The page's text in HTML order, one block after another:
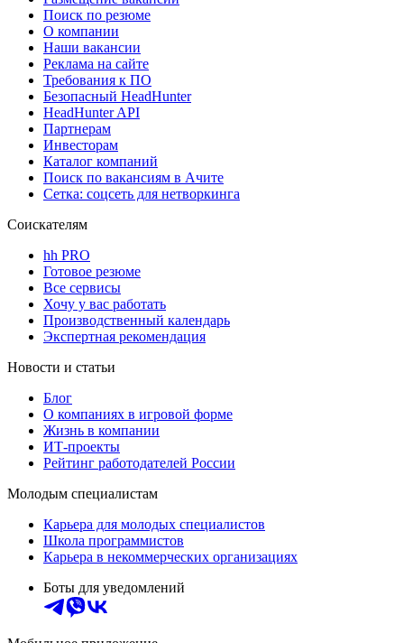
Поиск по резюме
О компании
Наши вакансии
Реклама на сайте
Требования к ПО
Безопасный HeadHunter
HeadHunter API
Партнерам
Инвесторам
Каталог компаний
Поиск по вакансиям в Ачите
Сетка: соцсеть для нетворкинга
Соискателям
hh PRO
Готовое резюме
Все сервисы
Хочу у вас работать
Производственный календарь
Экспертная рекомендация
Новости и статьи
Блог
О компаниях в игровой форме
Жизнь в компании
ИТ-проекты
Рейтинг работодателей России
Молодым специалистам
Карьера для молодых специалистов
Школа программистов
Карьера в некоммерческих организациях
Боты для уведомлений